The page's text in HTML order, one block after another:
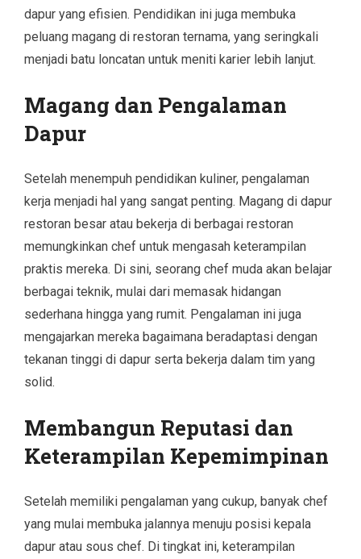
dapur yang efisien. Pendidikan ini juga membuka
peluang magang di restoran ternama, yang seringkali
menjadi batu loncatan untuk meniti karier lebih lanjut.
Magang dan Pengalaman
Dapur
Setelah menempuh pendidikan kuliner, pengalaman
kerja menjadi hal yang sangat penting. Magang di dapur
restoran besar atau bekerja di berbagai restoran
memungkinkan chef untuk mengasah keterampilan
praktis mereka. Di sini, seorang chef muda akan belajar
berbagai teknik, mulai dari memasak hidangan
sederhana hingga yang rumit. Pengalaman ini juga
mengajarkan mereka bagaimana beradaptasi dengan
tekanan tinggi di dapur serta bekerja dalam tim yang
solid.
Membangun Reputasi dan
Keterampilan Kepemimpinan
Setelah memiliki pengalaman yang cukup, banyak chef
yang mulai membuka jalannya menuju posisi kepala
dapur atau sous chef. Di tingkat ini, keterampilan